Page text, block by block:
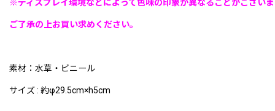
※ディスプレイ環境などによって色味の印象が異なることがござい
ご了承の上お買い求めください。
素材：水草・ビニール
サイズ : 約φ29.5cm×h5cm